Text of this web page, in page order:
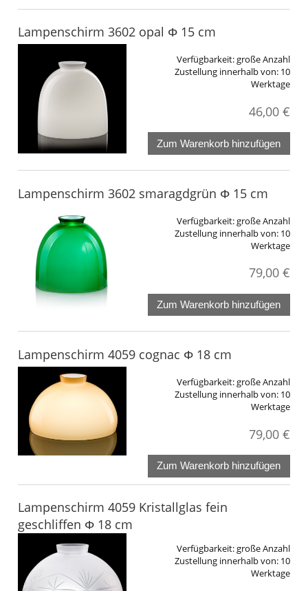
Lampenschirm 3602 opal Φ 15 cm
Verfügbarkeit:große Anzahl
Zustellung innerhalb von: 10
Werktage
46,00 €
Zum Warenkorb hinzufügen
Lampenschirm 3602 smaragdgrün Φ 15 cm
Verfügbarkeit:große Anzahl
Zustellung innerhalb von: 10
Werktage
79,00 €
Zum Warenkorb hinzufügen
Lampenschirm 4059 cognac Φ 18 cm
Verfügbarkeit:große Anzahl
Zustellung innerhalb von: 10
Werktage
79,00 €
Zum Warenkorb hinzufügen
Lampenschirm 4059 Kristallglas fein
geschliffen Φ 18 cm
Verfügbarkeit:große Anzahl
Zustellung innerhalb von: 10
Werktage